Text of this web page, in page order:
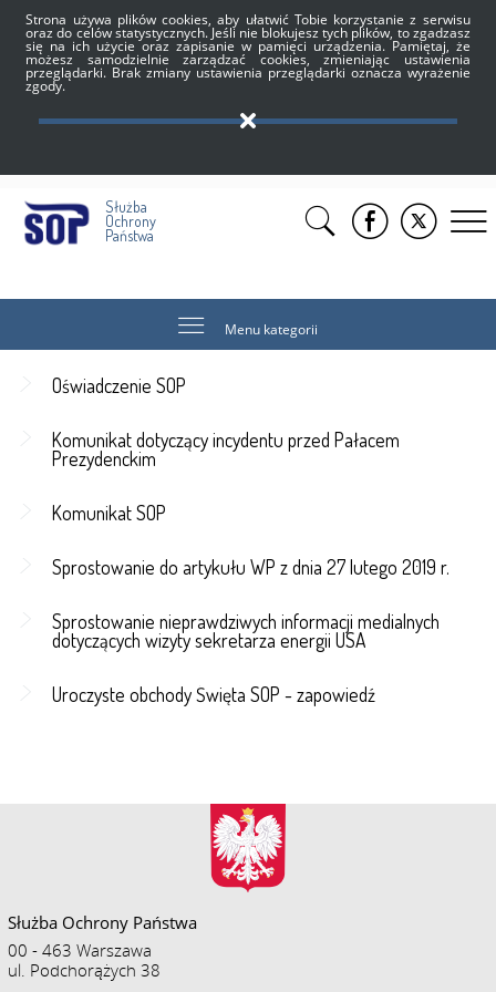
Strona używa plików cookies, aby ułatwić Tobie korzystanie z serwisu
oraz do celów statystycznych. Jeśli nie blokujesz tych plików, to zgadzasz
się na ich użycie oraz zapisanie w pamięci urządzenia. Pamiętaj, że
możesz samodzielnie zarządzać cookies, zmieniając ustawienia
przeglądarki. Brak zmiany ustawienia przeglądarki oznacza wyrażenie
zgody.
Służba
Ochrony
Państwa
Menu kategorii
Oświadczenie SOP
Komunikat dotyczący incydentu przed Pałacem
Prezydenckim
Komunikat SOP
Sprostowanie do artykułu WP z dnia 27 lutego 2019 r.
Sprostowanie nieprawdziwych informacji medialnych
dotyczących wizyty sekretarza energii USA
Uroczyste obchody Święta SOP - zapowiedź
Służba Ochrony Państwa
00 - 463 Warszawa
ul. Podchorążych 38